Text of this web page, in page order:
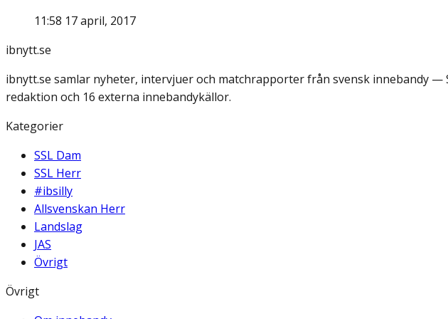
11:58 17 april, 2017
ibnytt.se
ibnytt.se samlar nyheter, intervjuer och matchrapporter från svensk innebandy —
redaktion och 16 externa innebandykällor.
Kategorier
SSL Dam
SSL Herr
#ibsilly
Allsvenskan Herr
Landslag
JAS
Övrigt
Övrigt